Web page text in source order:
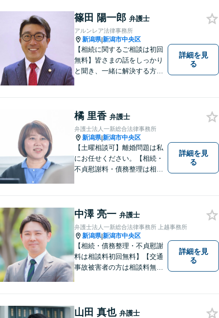
理・労災・不貞慰謝料は相談
料初回無料】【土曜相談可】
篠田 陽一郎 弁護士
アルンレア法律事務所
新潟県|新潟市中央区
【相続に関するご相談は初回
無料】皆さまの話をしっかり
と聞き、一緒に解決する方法
詳細を見
る
橘 里香 弁護士
弁護士法人一新総合法律事務所
新潟県|新潟市中央区
【土曜相談可】離婚問題は私
にお任せください。【相続・
不貞慰謝料・債務整理は相談
く）】
詳細を見
る
中澤 亮一 弁護士
弁護士法人一新総合法律事務所 上越事務所
新潟県|新潟市中央区
【相続・債務整理・不貞慰謝
料は相談料初回無料】【交通
事故被害者の方は相談料無料
思っています。
詳細を見
る
山田 真也 弁護士